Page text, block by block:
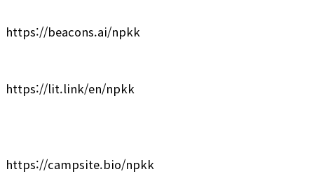
https://beacons.ai/npkk
https://lit.link/en/npkk
https://campsite.bio/npkk